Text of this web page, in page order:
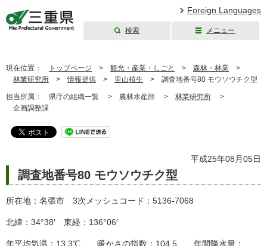
Foreign Languages
検索 メニュー
現在位置： トップページ > 観光・産業・しごと > 森林・林業 >
林業研究所 > 情報提供 > 里山植生 > 調査地番号80 モウソウチク型
担当所属： 県庁の組織一覧 > 農林水産部 > 林業研究所 >
企画調整課
平成25年08月05日
調査地番号80 モウソウチク型
所在地：名張市 3次メッシュコード：5136-7068
北緯：34°38′ 東経：136°06′
年平均気温：13.3℃ 暖かさの指数：104.5 年間降水量：